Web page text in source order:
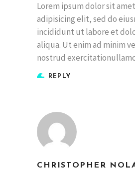
Lorem ipsum dolor sit
adipisicing elit, sed do
incididunt ut labore et
aliqua. Ut enim ad minim
nostrud
REPLY
CHRISTOPHER